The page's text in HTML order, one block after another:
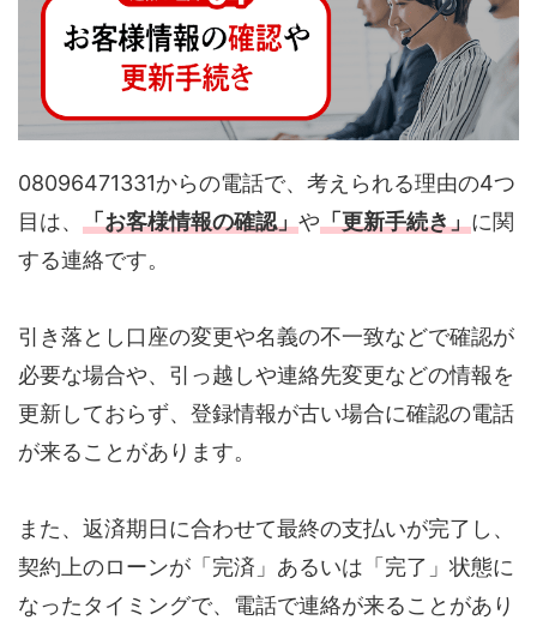
08096471331からの電話で、考えられる理由の4つ
目は、 「お客様情報の確認」や「更新手続き」に関
する連絡です。
引き落とし口座の変更や名義の不一致などで確認が
必要な場合や、引っ越しや連絡先変更などの情報を
更新しておらず、登録情報が古い場合に確認の電話
が来ることがあります。
また、返済期日に合わせて最終の支払いが完了し、
契約上のローンが「完済」あるいは「完了」状態に
なったタイミングで、電話で連絡が来ることがあり